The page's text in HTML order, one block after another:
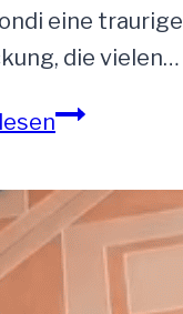
eine traurige
die vielen…
Verlassene
in
glühender
Hitze
gerettet